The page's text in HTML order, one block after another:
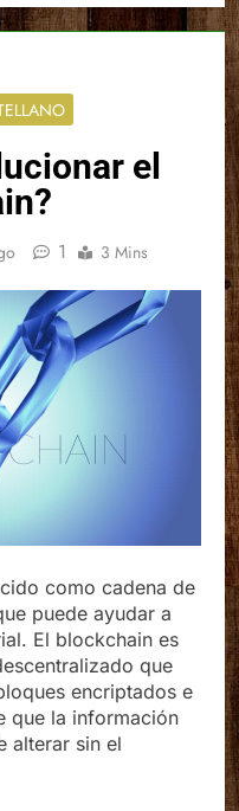
el
1 3 Mins
como cadena de
puede ayudar a
El blockchain es
que
encriptados e
que la información
alterar sin el